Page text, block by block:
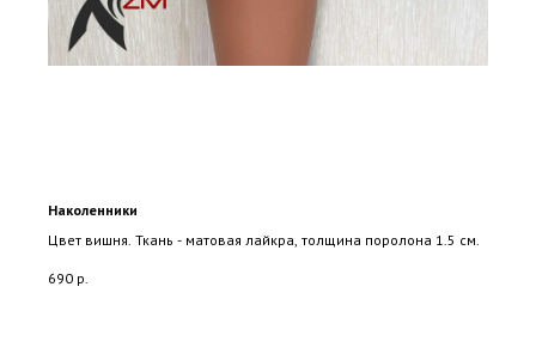
Наколенники
Цвет вишня. Ткань - матовая лайкра, толщина поролона 1.5 см.
690 р.